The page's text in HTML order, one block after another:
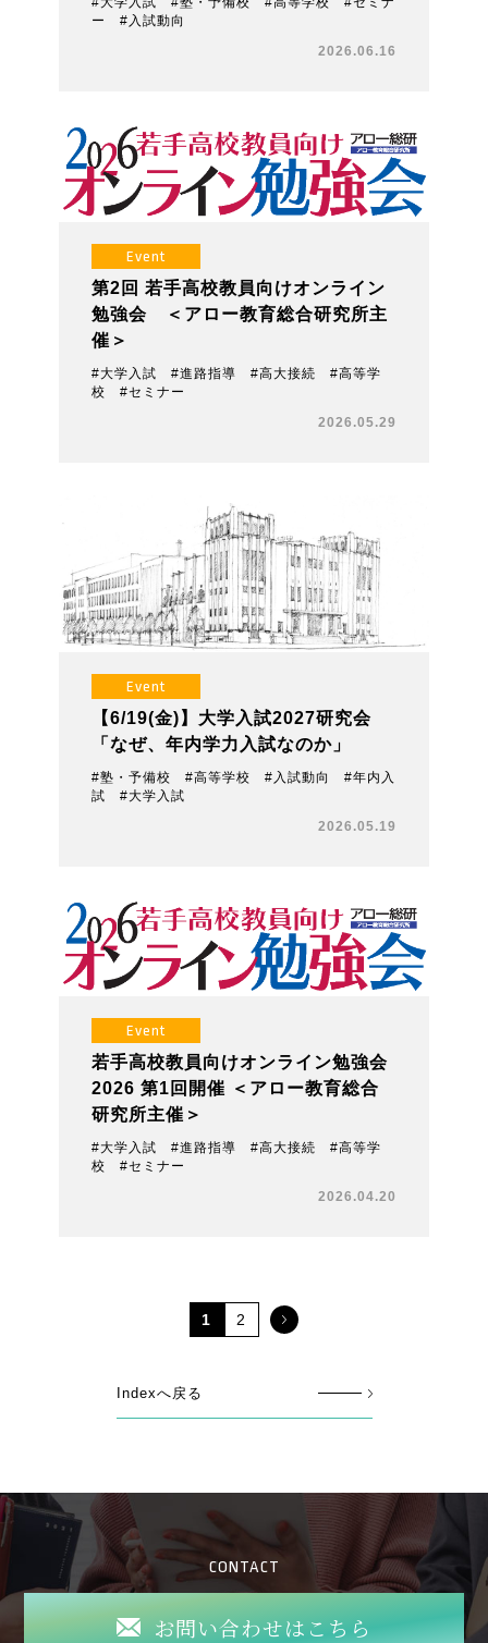
ー #入試動向
2026.06.16
Event
第2回 若手高校教員向けオンライン
勉強会 ＜アロー教育総合研究所主
催＞
#大学入試 #進路指導 #高大接続 #高等学
校 #セミナー
2026.05.29
Event
【6/19(金)】大学入試2027研究会
「なぜ、年内学力入試なのか」
#塾・予備校 #高等学校 #入試動向 #年内入
試 #大学入試
2026.05.19
Event
若手高校教員向けオンライン勉強会
2026 第1回開催 ＜アロー教育総合
研究所主催＞
#大学入試 #進路指導 #高大接続 #高等学
校 #セミナー
2026.04.20
1 2
Indexへ戻る
CONTACT
お問い合わせはこちら